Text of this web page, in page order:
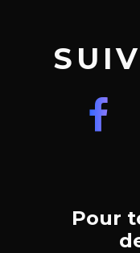
Pour